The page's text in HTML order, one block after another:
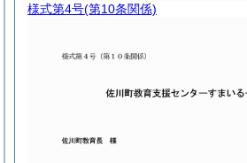
様式第4号(第10条関係)